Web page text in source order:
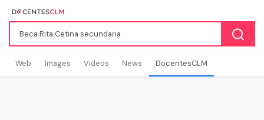
Web Images Videos News DocentesCLM